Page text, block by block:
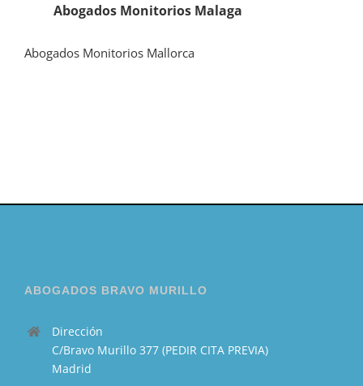
Abogados Monitorios Malaga
Abogados Monitorios Mallorca
ABOGADOS BRAVO MURILLO
Dirección
C/Bravo Murillo 377 (PEDIR CITA PREVIA)
Madrid